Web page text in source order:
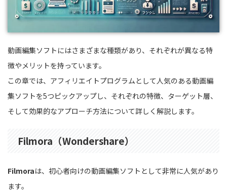
動画編集ソフトにはさまざまな種類があり、それぞれが異なる特
徴やメリットを持っています。
この章では、アフィリエイトプログラムとして人気のある動画編
集ソフトを5つピックアップし、それぞれの特徴、ターゲット層、
そして効果的なアプローチ方法について詳しく解説します。
Filmora（Wondershare）
Filmoraは、初心者向けの動画編集ソフトとして非常に人気があり
ます。